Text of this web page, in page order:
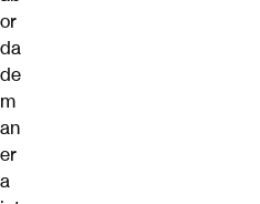
or
da
de
m
an
er
a